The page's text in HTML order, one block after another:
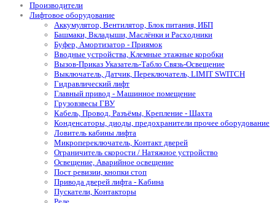
Производители
Лифтовое оборудование
Аккумулятор, Вентилятор, Блок питания, ИБП
Башмаки, Вкладыши, Маслёнки и Расходники
Буфер, Амортизатор - Приямок
Вводные устройства, Клемные этажные коробки
Вызов-Приказ Указатель-Табло Связь-Освещение
Выключатель, Датчик, Переключатель, LIMIT SWITCH
Гидравлический лифт
Главный привод - Машинное помещение
Грузовзвесы ГВУ
Кабель, Провод, Разъёмы, Крепление - Шахта
Конденсаторы, диоды, предохранители прочее оборудование
Ловитель кабины лифта
Микропереключатель, Контакт дверей
Ограничитель скорости / Натяжное устройство
Освещение, Аварийное освещение
Пост ревизии, кнопки стоп
Привода дверей лифта - Кабина
Пускатели, Контакторы